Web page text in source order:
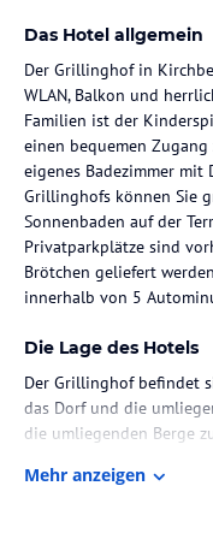
Das Hotel allgemein
Der Grillinghof in
WLAN, Balkon und
Familien ist der
einen bequemen
eigenes Badezimmer mit
Grillinghofs können Sie
Sonnenbaden auf der
Privatparkplätze sind
Brötchen geliefert
innerhalb von 5
Die Lage des Hotels
Der Grillinghof befindet
das Dorf und die
die umliegenden Berge
sowohl im Sommer als
Mehr anzeigen